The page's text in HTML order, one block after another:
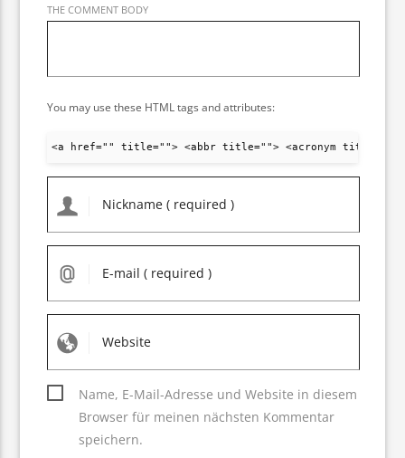
THE COMMENT BODY
You may use these HTML tags and attributes:
<a href="" title=""> <abbr title=""> <acronym title="">
Name, E-Mail-Adresse und Website in diesem
Browser für meinen nächsten Kommentar
speichern.